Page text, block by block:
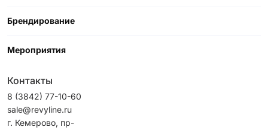
Брендирование
Мероприятия
Контакты
8 (3842) 77-10-60
sale@revyline.ru
г. Кемерово, пр-